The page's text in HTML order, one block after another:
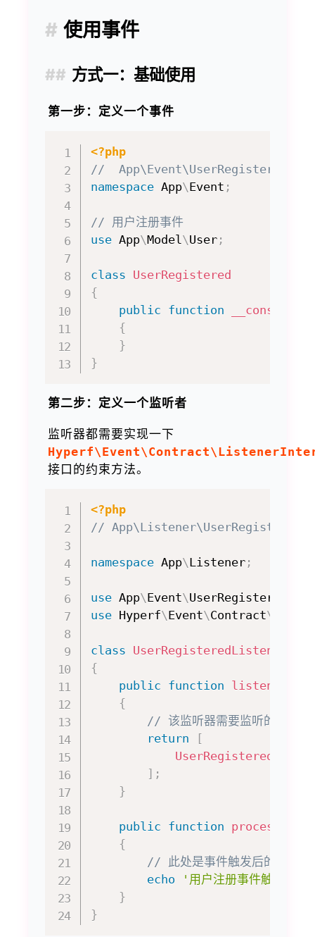
使用事件
方式一：基础使用
第一步：定义一个事件
<?php
//  App\Event\UserRegistered.php
namespace App\Event ;
// 用户注册事件
use App\Model \User;
class UserRegistered
{
public function __construct
{
}
}
第二步：定义一个监听者
监听器都需要实现一下
接口的约束方法。
<?php
//
namespace App\Listener;
use App\Event\UserRegistered
use Hyperf\Event\Contract\
class UserRegisteredListener
{
public function listen
{
// 该监听器需要监听的事件，
return
[
UserRegistered
] ;
}
public function process
{
// 此处是事件触发后的业务逻
echo
'用户注册事件触发，
}
}